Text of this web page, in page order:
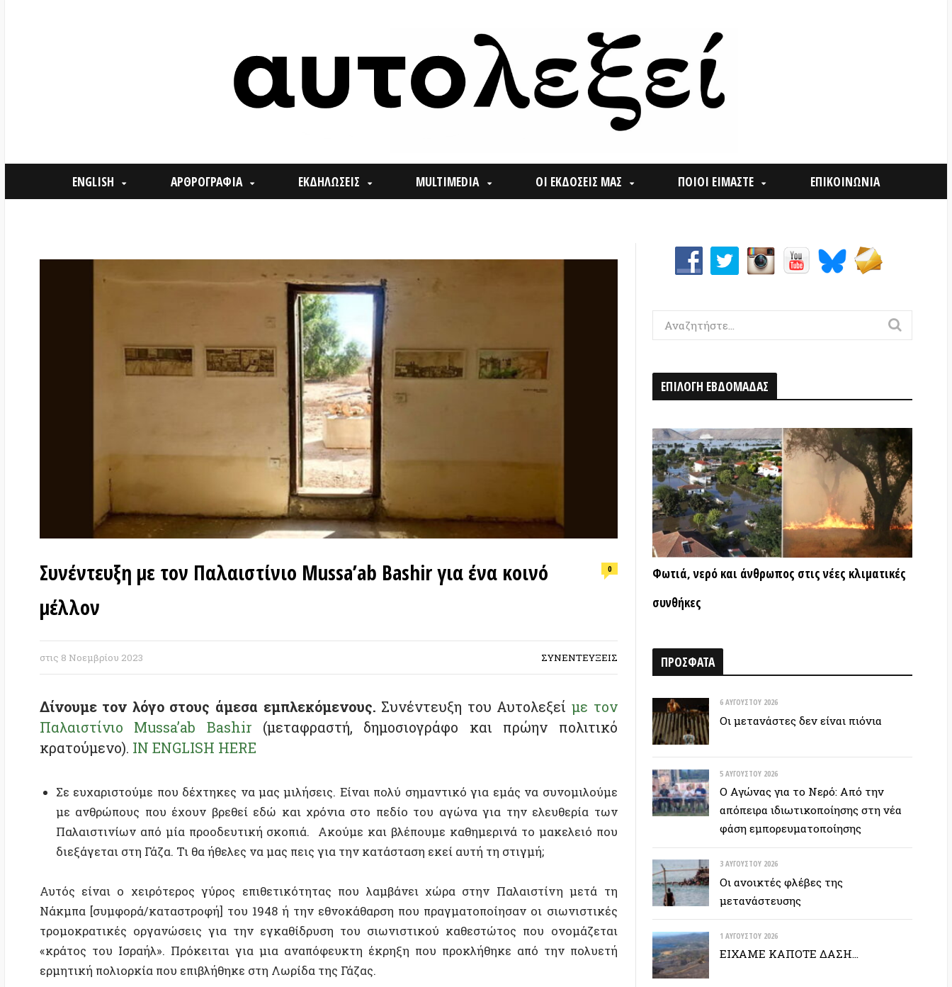
ENGLISH ΑΡΘΡΟΓΡΑΦΙΑ ΕΚΔΗΛΩΣΕΙΣ MULTIMEDIA ΟΙ ΕΚΔΟΣΕΙΣ ΜΑΣ ΠΟΙΟΙ ΕΙΜΑΣΤΕ ΕΠΙΚΟΙΝΩΝΙΑ
Συνέντευξη με τον Παλαιστίνιο Mussa’ab Bashir για ένα κοινό
0
Δίνουμε τον λόγο στους άμεσα εμπλεκόμενους.Συνέντευξη του Αυτολεξείμε τον
Παλαιστίνιο Mussa’ab Bashir
(μεταφραστή, δημοσιογράφο και πρώην πολιτικό
κρατούμενο).IN ENGLISH HERE
Σε ευχαριστούμε που δέχτηκες να μας μιλήσεις. Είναι πολύ σημαντικό για εμάς να συνομιλούμε
με ανθρώπους που έχουν βρεθεί εδώ και χρόνια στο πεδίο του αγώνα για την ελευθερία των
Παλαιστινίων από μία προοδευτική σκοπιά. Ακούμε και βλέπουμε καθημερινά το μακελειό που
Αυτός είναι ο χειρότερος γύρος επιθετικότητας που λαμβάνει χώρα στην Παλαιστίνη μετά τη
Νάκμπα [συμφορά/καταστροφή] του 1948 ή την εθνοκάθαρση που πραγματοποίησαν οι σιωνιστικές
τρομοκρατικές οργανώσεις για την εγκαθίδρυση του σιωνιστικού καθεστώτος που ονομάζεται
«κράτος του Ισραήλ». Πρόκειται για μια αναπόφευκτη έκρηξη που προκλήθηκε από την πολυετή
Το 70% των ανθρώπων στη Γάζα είναι πρόσφυγες από τη γη που εκκαθαρίστηκε εθνοτικά από το
Ισραήλ, το 90% των παιδιών έχουν διάφορα ψυχολογικά τραύματα. Το 80% των ανθρώπων ζει σε
διατροφική ανασφάλεια λόγω της φτώχειας που προκαλείται κυρίως από την πολιορκία, περιττό να
πούμε ότι το ποσοστό ανεργίας μεταξύ των νέων έφτασε φέτος το 65%. Ήταν αναπόφευκτο ότι ο
Φωτιά, νερό και άνθρωπος στις νέες κλιματικές
Οι μετανάστες δεν είναι πιόνια
5 ΑΥΓΟΎΣΤΟΥ 2026
Ο Αγώνας για το Νερό: Από την
απόπειρα ιδιωτικοποίησης στη νέα
3 ΑΥΓΟΎΣΤΟΥ 2026
Οι ανοικτές φλέβες της
μετανάστευσης
1 ΑΥΓΟΎΣΤΟΥ 2026
ΕΙΧΑΜΕ ΚΑΠΟΤΕ ΔΑΣΗ…
Οδύσσεια: Ο νόστος του ενόχου
28 ΙΟΥΛΊΟΥ 2026